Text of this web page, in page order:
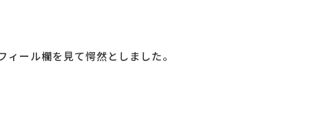
ール欄を見て愕然としました。